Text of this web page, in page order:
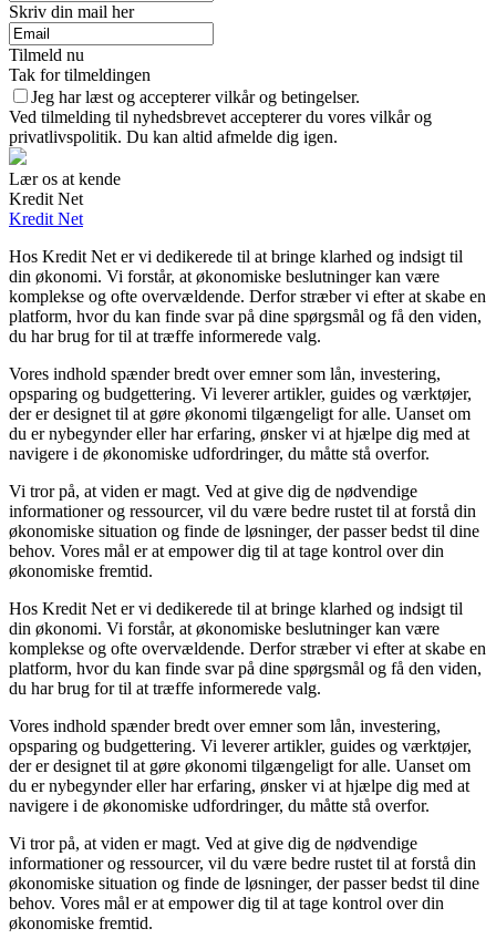
Skriv din mail her
Tilmeld nu
Tak for tilmeldingen
Jeg har læst og accepterer vilkår og betingelser.
Ved tilmelding til nyhedsbrevet accepterer du vores vilkår og
privatlivspolitik. Du kan altid afmelde dig igen.
Lær os at kende
Kredit Net
Kredit Net
Hos Kredit Net er vi dedikerede til at bringe klarhed og indsigt til
din økonomi. Vi forstår, at økonomiske beslutninger kan være
komplekse og ofte overvældende. Derfor stræber vi efter at skabe en
platform, hvor du kan finde svar på dine spørgsmål og få den viden,
du har brug for til at træffe informerede valg.
Vores indhold spænder bredt over emner som lån, investering,
opsparing og budgettering. Vi leverer artikler, guides og værktøjer,
der er designet til at gøre økonomi tilgængeligt for alle. Uanset om
du er nybegynder eller har erfaring, ønsker vi at hjælpe dig med at
navigere i de økonomiske udfordringer, du måtte stå overfor.
Vi tror på, at viden er magt. Ved at give dig de nødvendige
informationer og ressourcer, vil du være bedre rustet til at forstå din
økonomiske situation og finde de løsninger, der passer bedst til dine
behov. Vores mål er at empower dig til at tage kontrol over din
økonomiske fremtid.
Hos Kredit Net er vi dedikerede til at bringe klarhed og indsigt til
din økonomi. Vi forstår, at økonomiske beslutninger kan være
komplekse og ofte overvældende. Derfor stræber vi efter at skabe en
platform, hvor du kan finde svar på dine spørgsmål og få den viden,
du har brug for til at træffe informerede valg.
Vores indhold spænder bredt over emner som lån, investering,
opsparing og budgettering. Vi leverer artikler, guides og værktøjer,
der er designet til at gøre økonomi tilgængeligt for alle. Uanset om
du er nybegynder eller har erfaring, ønsker vi at hjælpe dig med at
navigere i de økonomiske udfordringer, du måtte stå overfor.
Vi tror på, at viden er magt. Ved at give dig de nødvendige
informationer og ressourcer, vil du være bedre rustet til at forstå din
økonomiske situation og finde de løsninger, der passer bedst til dine
behov. Vores mål er at empower dig til at tage kontrol over din
økonomiske fremtid.